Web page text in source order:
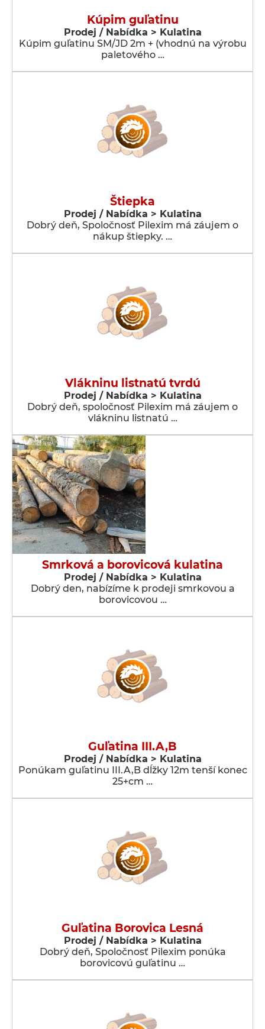
Kúpim guľatinu
Prodej / Nabídka > Kulatina
Kúpim guľatinu SM/JD 2m + (vhodnú na výrobu
paletového …
Štiepka
Prodej / Nabídka > Kulatina
Dobrý deň, Spoločnosť Pilexim má záujem o
nákup štiepky. …
Vlákninu listnatú tvrdú
Prodej / Nabídka > Kulatina
Dobrý deň, spoločnosť Pilexim má záujem o
vlákninu listnatú …
Smrková a borovicová kulatina
Prodej / Nabídka > Kulatina
Dobrý den, nabízíme k prodeji smrkovou a
borovicovou …
Guľatina III.A,B
Prodej / Nabídka > Kulatina
Ponúkam guľatinu III.A,B dĺžky 12m tenší konec
25+cm …
Guľatina Borovica Lesná
Prodej / Nabídka > Kulatina
Dobrý deň, Spoločnosť Pilexim ponúka
borovicovú guľatinu …